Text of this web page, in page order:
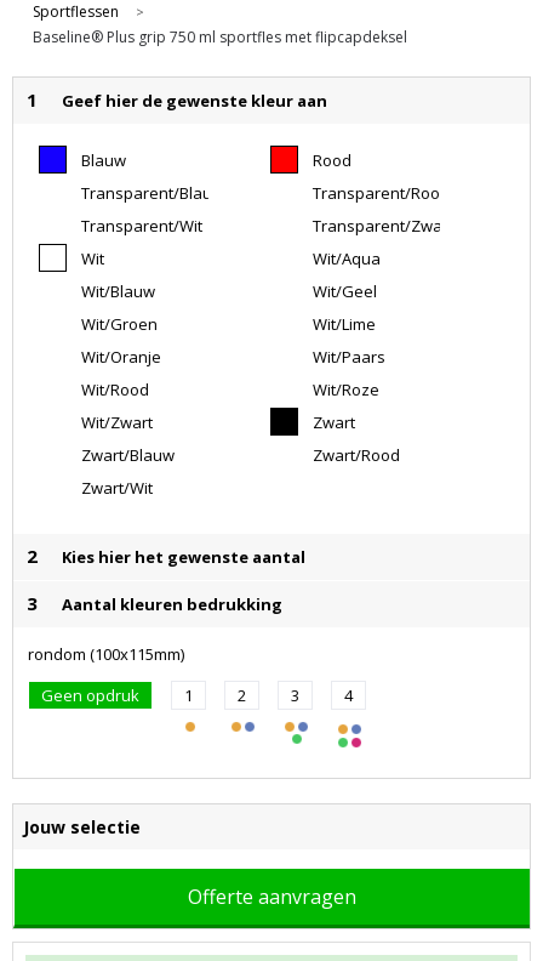
Sportflessen >
Baseline® Plus grip 750 ml sportfles met flipcapdeksel
1 Geef hier de gewenste kleur aan
Blauw
Rood
Transparent/Blauw
Transparent/Rood
Transparent/Wit
Transparent/Zwart
Wit
Wit/Aqua
Wit/Blauw
Wit/Geel
Wit/Groen
Wit/Lime
Wit/Oranje
Wit/Paars
Wit/Rood
Wit/Roze
Wit/Zwart
Zwart
Zwart/Blauw
Zwart/Rood
Zwart/Wit
2 Kies hier het gewenste aantal
3 Aantal kleuren bedrukking
rondom (100x115mm)
Geen opdruk
1 2 3 4
Jouw selectie
Offerte aanvragen